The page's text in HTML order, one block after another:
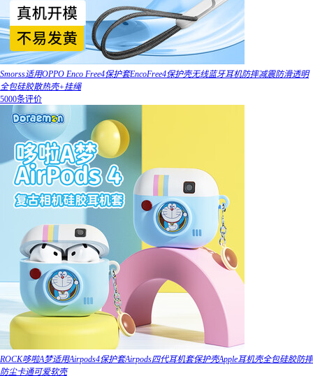
Smorss适用OPPO Enco Free4保护套EncoFree4保护壳无线蓝牙耳机防摔减震防滑透明
全包硅胶散热壳+挂绳
5000条评价
ROCK哆啦A梦适用Airpods4保护套Airpods四代耳机套保护壳Apple耳机壳全包硅胶防摔
防尘卡通可爱软壳